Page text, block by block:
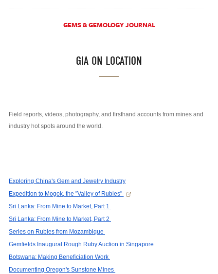
GEMS & GEMOLOGY JOURNAL
GIA ON LOCATION
Field reports, videos, photography, and firsthand accounts from mines and
industry hot spots around the world.
Exploring China's Gem and Jewelry Industry
Expedition to Mogok, the "Valley of Rubies"
Sri Lanka: From Mine to Market, Part 1
Sri Lanka: From Mine to Market, Part 2
Series on Rubies from Mozambique
Gemfields Inaugural Rough Ruby Auction in Singapore
Botswana: Making Beneficiation Work
Documenting Oregon's Sunstone Mines